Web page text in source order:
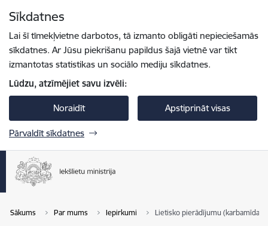
Sīkdatnes
Lai šī tīmekļvietne darbotos, tā izmanto obligāti nepieciešamās
sīkdatnes. Ar Jūsu piekrišanu papildus šajā vietnē var tikt
izmantotas statistikas un sociālo mediju sīkdatnes.
Lūdzu, atzīmējiet savu izvēli:
Noraidīt Apstiprināt visas
Pārvaldīt sīkdatnes
Sākums Par mums Iepirkumi Lietisko pierādījumu (karbamīda)